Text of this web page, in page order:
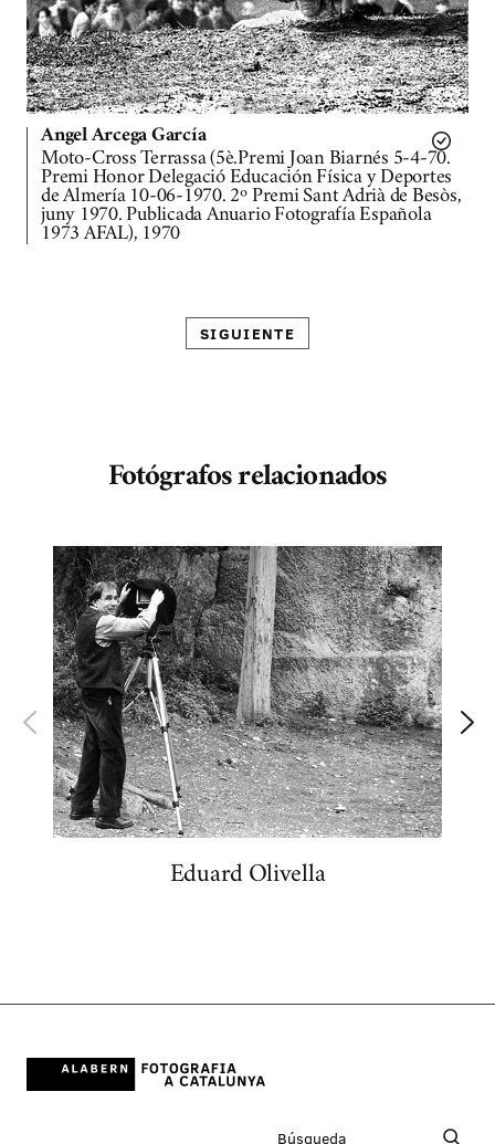
Angel Arcega García
Moto-Cross Terrassa (5è.Premi Joan Biarnés 5-4-70.
Premi Honor Delegació Educación Física y Deportes
de Almería 10-06-1970. 2º Premi Sant Adrià de Besòs,
juny 1970. Publicada Anuario Fotografía Española
1973 AFAL), 1970
SIGUIENTE
Fotógrafos relacionados
Eduard Olivella